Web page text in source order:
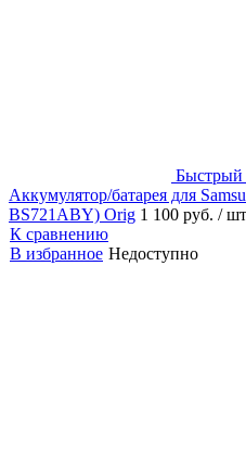
Быстрый
Аккумулятор/батарея для
BS721ABY) Orig 1 100 руб. / шт
К сравнению
В избранное Недоступно